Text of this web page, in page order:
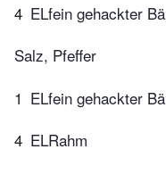
4 ELfein gehackter
Salz, Pfeffer
1 ELfein gehackter
4 ELRahm